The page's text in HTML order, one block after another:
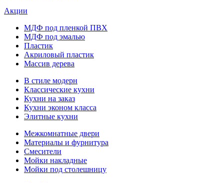
Акции
МДФ под пленкой ПВХ
МДФ под эмалью
Пластик
Акриловый пластик
Массив дерева
В стиле модерн
Классические кухни
Кухни на заказ
Кухни эконом класса
Элитные кухни
Межкомнатные двери
Материалы и фурнитура
Смесители
Мойки накладные
Мойки под столешницу